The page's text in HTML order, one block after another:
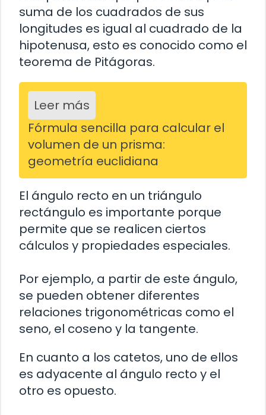
suma de los cuadrados de sus
longitudes es igual al cuadrado de la
hipotenusa, esto es conocido como el
teorema de Pitágoras.
Leer más
Fórmula sencilla para calcular el
volumen de un prisma:
geometría euclidiana
El ángulo recto en un triángulo
rectángulo es importante porque
permite que se realicen ciertos
cálculos y propiedades especiales.
Por ejemplo, a partir de este ángulo,
se pueden obtener diferentes
relaciones trigonométricas como el
seno, el coseno y la tangente.
En cuanto a los catetos, uno de ellos
es adyacente al ángulo recto y el
otro es opuesto.